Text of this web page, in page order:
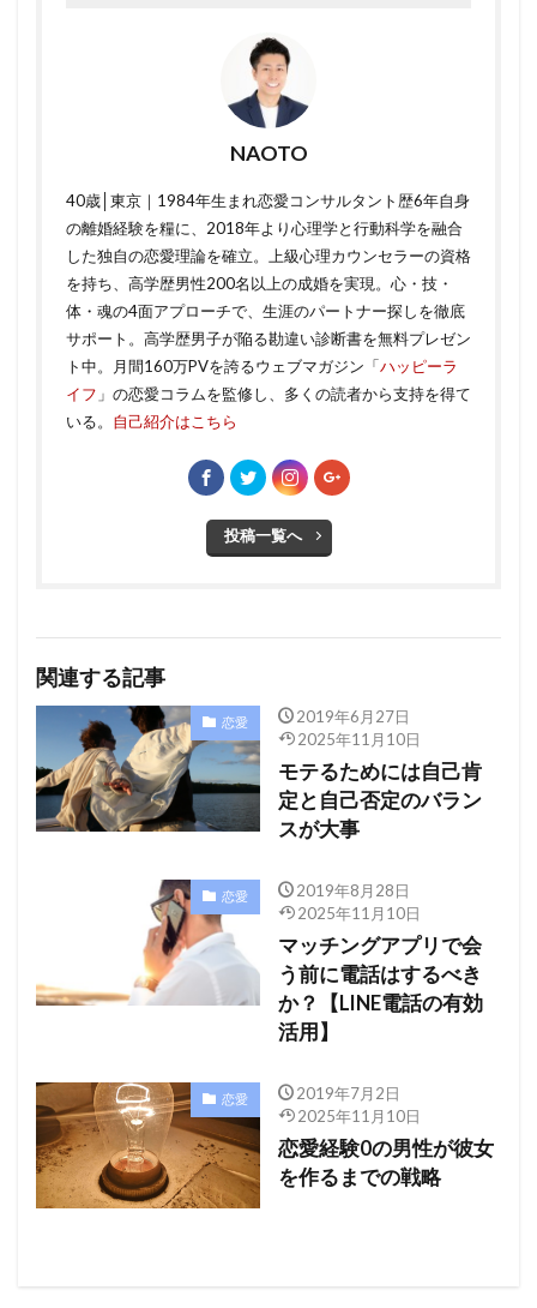
NAOTO
40歳│東京｜1984年生まれ恋愛コンサルタント歴6年自身
の離婚経験を糧に、2018年より心理学と行動科学を融合
した独自の恋愛理論を確立。上級心理カウンセラーの資格
を持ち、高学歴男性200名以上の成婚を実現。心・技・
体・魂の4面アプローチで、生涯のパートナー探しを徹底
サポート。高学歴男子が陥る勘違い診断書を無料プレゼン
ト中。月間160万PVを誇るウェブマガジン「ハッピーラ
イフ 」の恋愛コラムを監修し、多くの読者から支持を得て
いる。 自己紹介はこちら
投稿一覧へ
関連する記事
恋愛
2019年6月27日
2025年11月10日
モテるためには自己肯
定と自己否定のバラン
スが大事
恋愛
2019年8月28日
2025年11月10日
マッチングアプリで会
う前に電話はするべき
か？【LINE電話の有効
活用】
恋愛
2019年7月2日
2025年11月10日
恋愛経験0の男性が彼女
を作るまでの戦略